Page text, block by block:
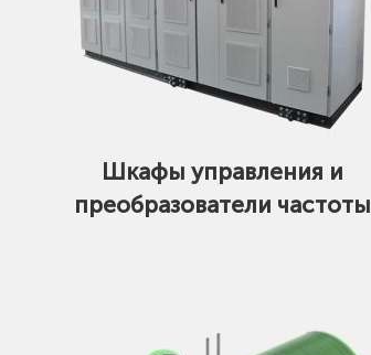
Шкафы управления и
преобразователи частоты